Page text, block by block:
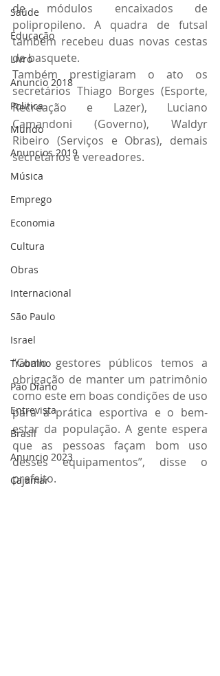
Saúde
Educação
Livro
Anuncio 2018
Politica
Mundo
Anuncios 2019
Música
Emprego
Economia
Cultura
Obras
Internacional
São Paulo
Israel
Trabalho
Pão Diário
Entrevista
Brasil
Anuncio 2023
Cajamar
de módulos encaixados de
polipropileno. A quadra de futsal
também recebeu duas novas cestas
de basquete.
Também prestigiaram o ato os
secretários Thiago Borges (Esporte,
Recreação e Lazer), Luciano
Camandoni (Governo), Waldyr
Ribeiro (Serviços e Obras), demais
secretários e vereadores.
“Como gestores públicos temos a
obrigação de manter um patrimônio
como este em boas condições de uso
para a prática esportiva e o bem-
estar da população. A gente espera
que as pessoas façam bom uso
desses equipamentos”, disse o
prefeito.